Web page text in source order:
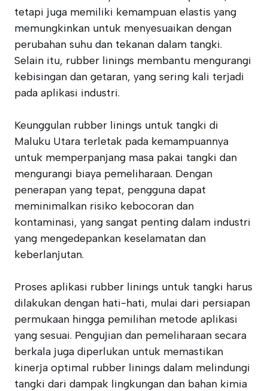
tetapi juga memiliki kemampuan elastis yang
memungkinkan untuk menyesuaikan dengan
perubahan suhu dan tekanan dalam tangki.
Selain itu, rubber linings membantu mengurangi
kebisingan dan getaran, yang sering kali terjadi
pada aplikasi industri.
Keunggulan rubber linings untuk tangki di
Maluku Utara terletak pada kemampuannya
untuk memperpanjang masa pakai tangki dan
mengurangi biaya pemeliharaan. Dengan
penerapan yang tepat, pengguna dapat
meminimalkan risiko kebocoran dan
kontaminasi, yang sangat penting dalam industri
yang mengedepankan keselamatan dan
keberlanjutan.
Proses aplikasi rubber linings untuk tangki harus
dilakukan dengan hati-hati, mulai dari persiapan
permukaan hingga pemilihan metode aplikasi
yang sesuai. Pengujian dan pemeliharaan secara
berkala juga diperlukan untuk memastikan
kinerja optimal rubber linings dalam melindungi
tangki dari dampak lingkungan dan bahan kimia